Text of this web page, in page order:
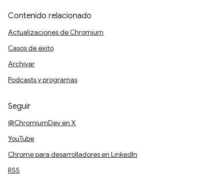
Contenido relacionado
Actualizaciones de Chromium
Casos de éxito
Archivar
Podcasts y programas
Seguir
@ChromiumDev en X
YouTube
Chrome para desarrolladores en LinkedIn
RSS